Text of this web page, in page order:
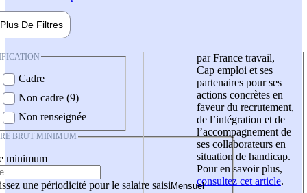
Plus De Filtres
Cadre
Non cadre (9)
Non renseignée
BRUT MINIMUM
minimum
une périodicité pour le salaire saisi
par France travail,
Cap emploi et ses
partenaires pour ses
actions concrètes en
faveur du recrutement,
de l’intégration et de
l’accompagnement de
ses collaborateurs en
situation de handicap.
Pour en savoir plus,
consultez cet article.